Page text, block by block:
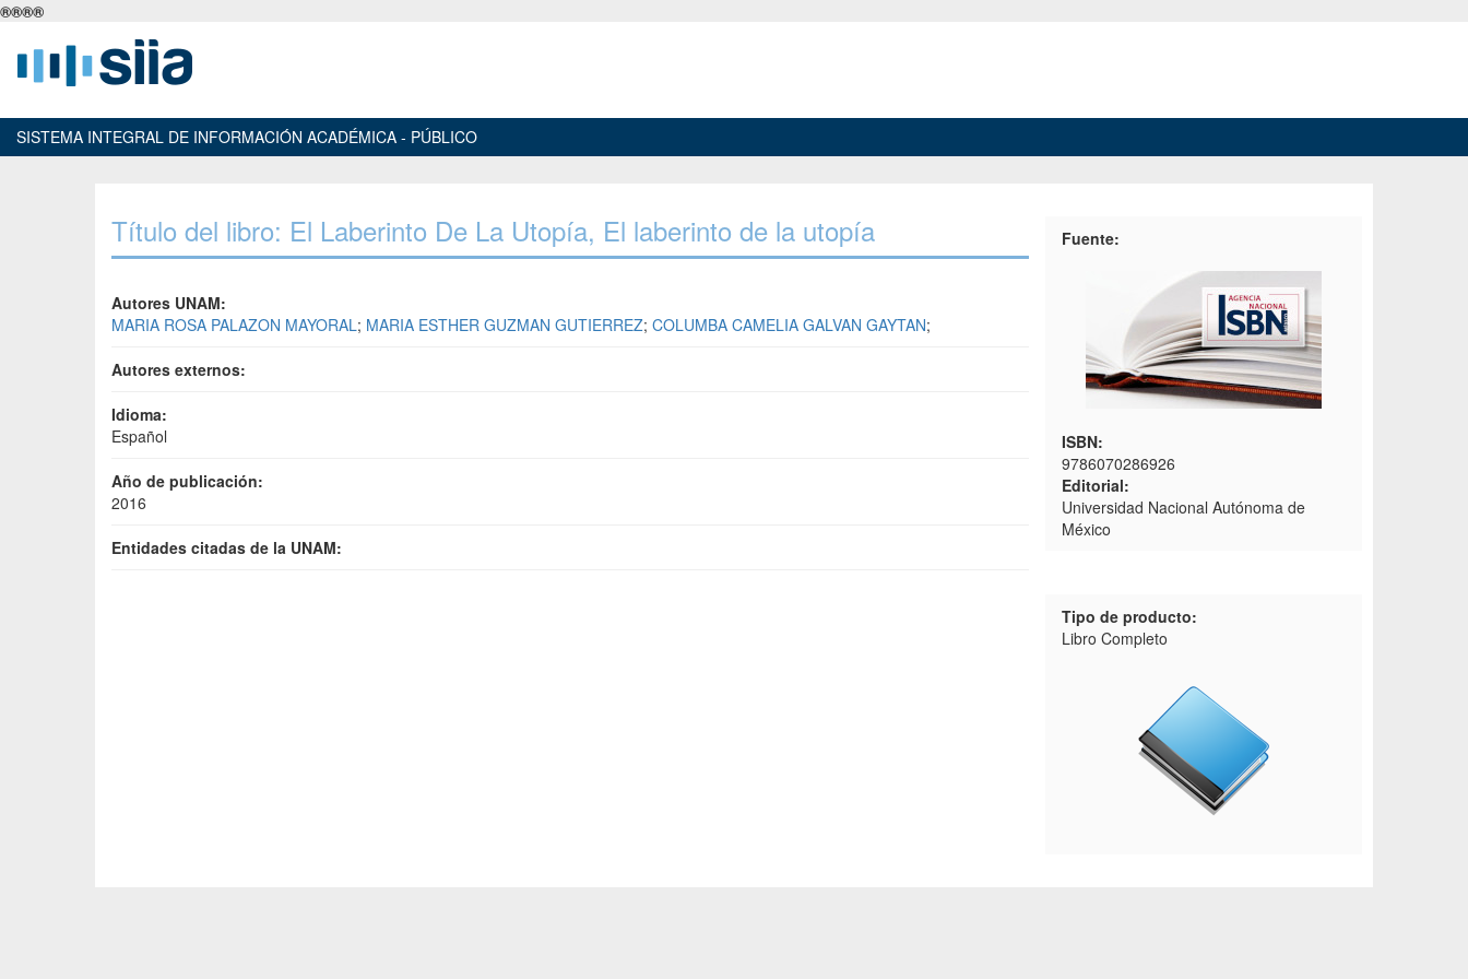
®®®®
SISTEMA INTEGRAL DE INFORMACIÓN ACADÉMICA - PÚBLICO
Título del libro: El Laberinto De La Utopía, El laberinto de la utopía
Autores UNAM:
MARIA ROSA PALAZON MAYORAL; MARIA ESTHER GUZMAN GUTIERREZ; COLUMBA CAMELIA GALVAN GAYTAN;
Autores externos:
Idioma:
Español
Año de publicación:
2016
Entidades citadas de la UNAM:
Fuente:
ISBN:
9786070286926
Editorial:
Universidad Nacional Autónoma de
México
Tipo de producto:
Libro Completo